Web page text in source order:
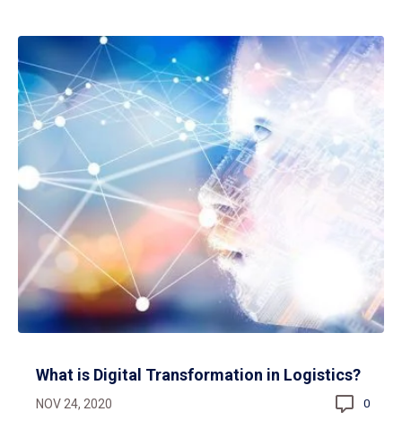
What is Digital Transformation in Logistics?
NOV 24, 2020 0